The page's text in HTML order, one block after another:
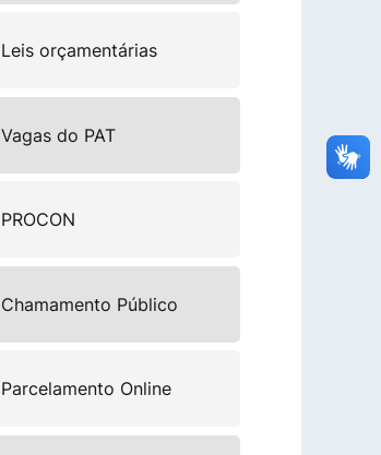
Leis orçamentárias
Vagas do PAT
PROCON
Chamamento Público
Parcelamento Online